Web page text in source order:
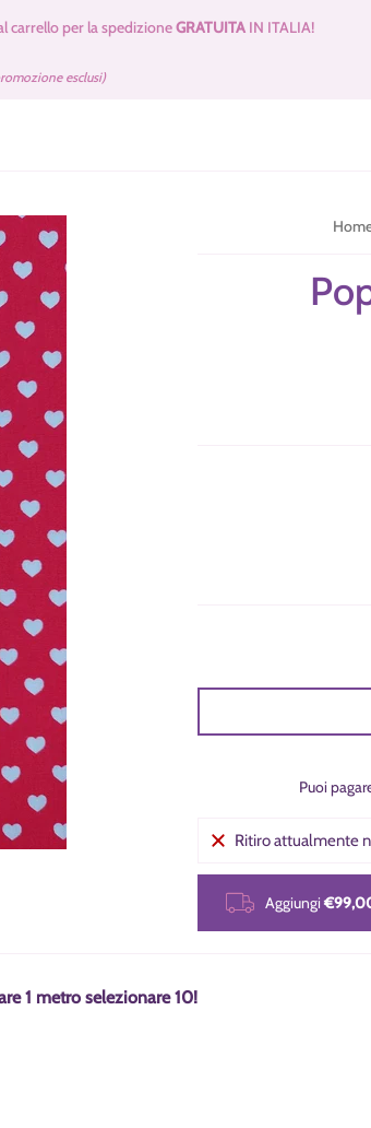
carrello per la spedizioneGRATUITAIN ITALIA!
esclusi)
Puoi
Ritiro attualmente
Aggiungi
1 metro selezionare 10!